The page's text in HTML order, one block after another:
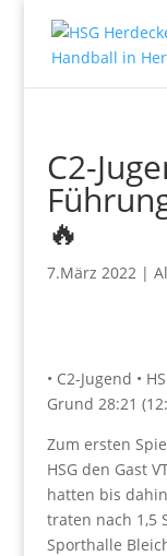
C2-
🔥
7.März 2022|
• C2-Jugend •
Grund 28:21
Zum ersten
HSG den Gast
hatten bis
traten nach 1,5
Sporthalle